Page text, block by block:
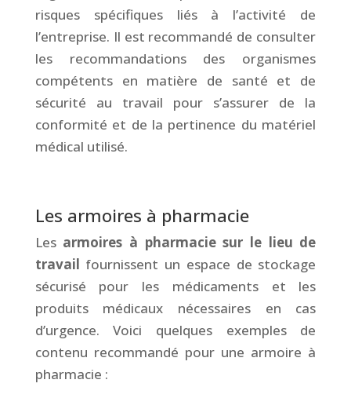
risques spécifiques liés à l’activité de
l’entreprise. Il est recommandé de consulter
les recommandations des organismes
compétents en matière de santé et de
sécurité au travail pour s’assurer de la
conformité et de la pertinence du matériel
médical utilisé.
Les armoires à pharmacie
Les armoires à pharmacie sur le lieu de
travail fournissent un espace de stockage
sécurisé pour les médicaments et les
produits médicaux nécessaires en cas
d’urgence. Voici quelques exemples de
contenu recommandé pour une armoire à
pharmacie :